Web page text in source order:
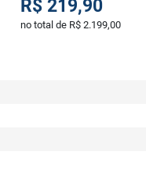
R$ 219,90
no total de R$ 2.199,00